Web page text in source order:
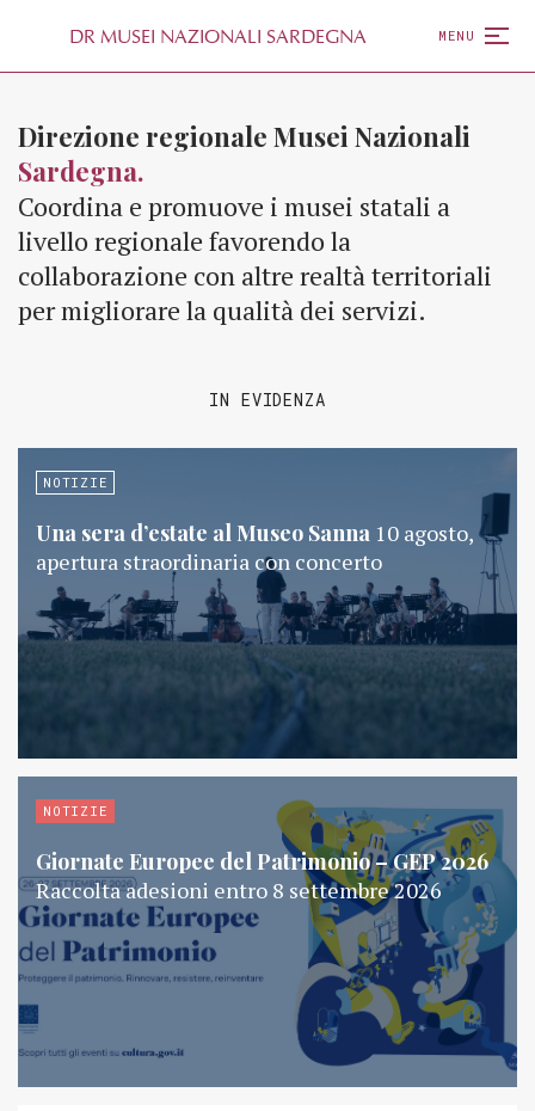
DR MUSEI NAZIONALI SARDEGNA MENU
Direzione regionale Musei Nazionali
Sardegna.
Coordina e promuove i musei statali a
livello regionale favorendo la
collaborazione con altre realtà territoriali
per migliorare la qualità dei servizi.
IN EVIDENZA
NOTIZIE
Una sera d’estate al Museo Sanna 10 agosto,
apertura straordinaria con concerto
NOTIZIE
Giornate Europee del Patrimonio – GEP 2026
Raccolta adesioni entro 8 settembre 2026